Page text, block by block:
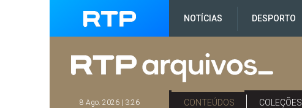
NOTÍCIAS DESPORTO
8 Ago. 2026 | 3:26 CONTEÚDOS COLEÇÕES